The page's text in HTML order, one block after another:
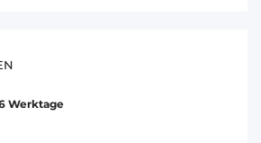
Werktage